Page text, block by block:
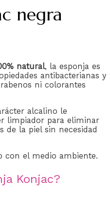
negra
natural, la esponja es
antibacterianas y
ni colorantes
alcalino le
limpiador para eliminar
de la piel sin necesidad
con el medio ambiente.
Konjac?